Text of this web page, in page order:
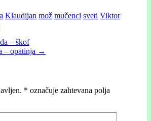
Klaudijan mož mučenci sveti Viktor
– škof
– opatinja →
* označuje zahtevana polja